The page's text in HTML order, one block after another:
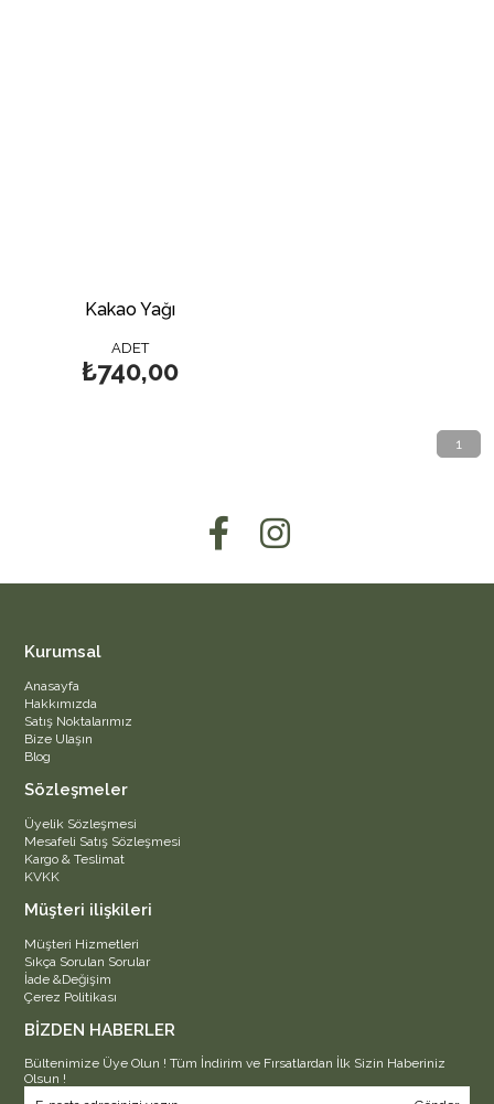
Kakao Yağı
ADET
₺740,00
1
Kurumsal
Anasayfa
Hakkımızda
Satış Noktalarımız
Bize Ulaşın
Blog
Sözleşmeler
Üyelik Sözleşmesi
Mesafeli Satış Sözleşmesi
Kargo & Teslimat
KVKK
Müşteri ilişkileri
Müşteri Hizmetleri
Sıkça Sorulan Sorular
İade &Değişim
Çerez Politikası
BİZDEN HABERLER
Bültenimize Üye Olun ! Tüm İndirim ve Fırsatlardan İlk Sizin Haberiniz
Olsun !